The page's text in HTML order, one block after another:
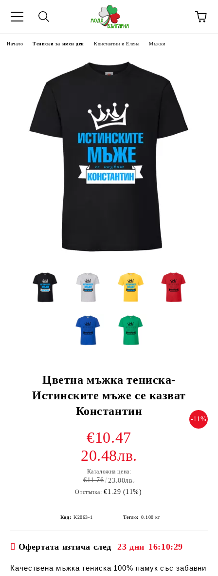
Начало Тениски за имен ден Константин и Елена Мъжки
Цветна мъжка тениска-
Истинските мъже се казват
Константин
-11%
€10.47
20.48лв.
Каталожна цена:
€11.76 23.00лв.
Отстъпка: €1.29 (11%)
Код: K2063-1 Тегло: 0.100 кг
Офертата изтича след 23 дни 16:10:29
Качествена мъжка тениска 100% памук със забавни